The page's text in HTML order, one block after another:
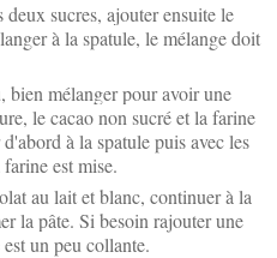
deux sucres, ajouter ensuite le
à la spatule, le mélange doit
mélanger pour avoir une
le cacao non sucré et la farine
à la spatule puis avec les
est mise.
au lait et blanc, continuer à la
la pâte. Si besoin rajouter une
un peu collante.